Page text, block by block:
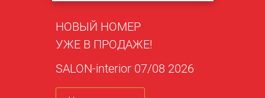
НОВЫЙ НОМЕР
УЖЕ В ПРОДАЖЕ!
SALON-interior 07/08 2026